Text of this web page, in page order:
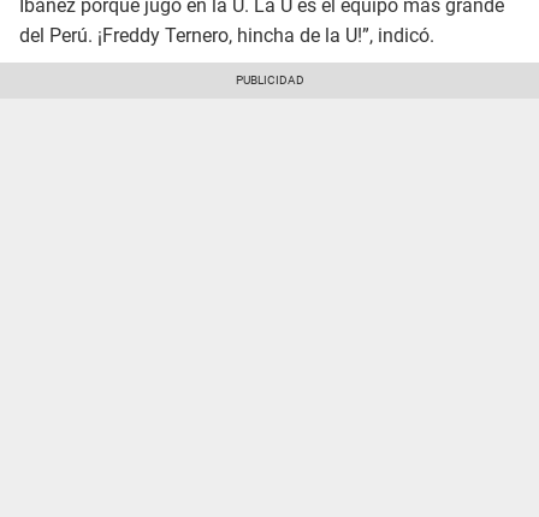
Ibáñez porque jugó en la U. La U es el equipo más grande
del Perú. ¡Freddy Ternero, hincha de la U!”, indicó.